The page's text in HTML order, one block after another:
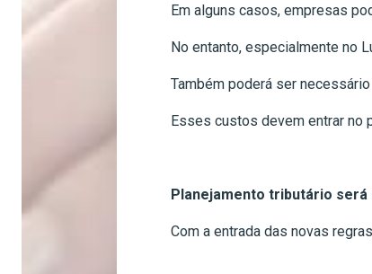
Em alguns casos, empresas
No entanto, especialmente no
Também poderá ser
Esses custos devem entrar no
Planejamento tributário será
Com a entrada das novas